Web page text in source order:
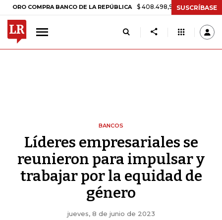
COMPRA BANCO DE LA REPÚBLICA $ 408.498,97 +$ 8.753,81 +2,19%
SUSCRÍBASE
BANCOS
Líderes empresariales se
reunieron para impulsar y
trabajar por la equidad de
género
jueves, 8 de junio de 2023